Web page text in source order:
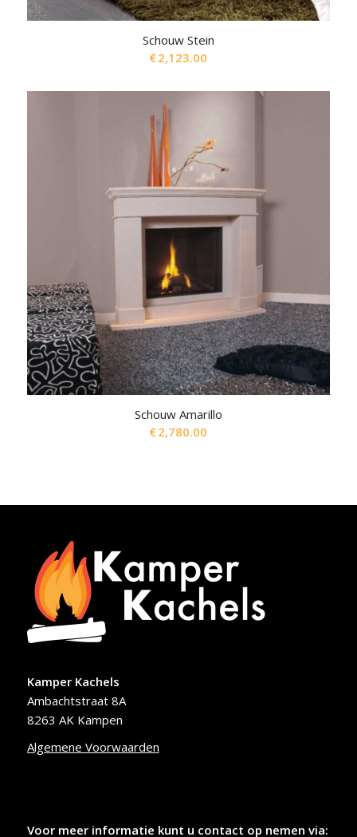
Schouw Stein
€2,123.00
Schouw Amarillo
€2,780.00
Kamper Kachels
Ambachtstraat 8A
8263 AK Kampen
Algemene Voorwaarden
Voor meer informatie kunt u contact op nemen via: